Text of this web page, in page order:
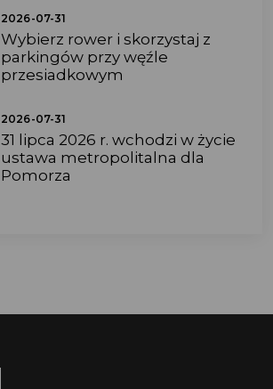
2026-07-31
Wybierz rower i skorzystaj z
parkingów przy węźle
przesiadkowym
2026-07-31
31 lipca 2026 r. wchodzi w życie
ustawa metropolitalna dla
Pomorza